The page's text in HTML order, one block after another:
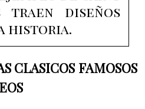
traen diseños
historia.
CLASICOS FAMOSOS